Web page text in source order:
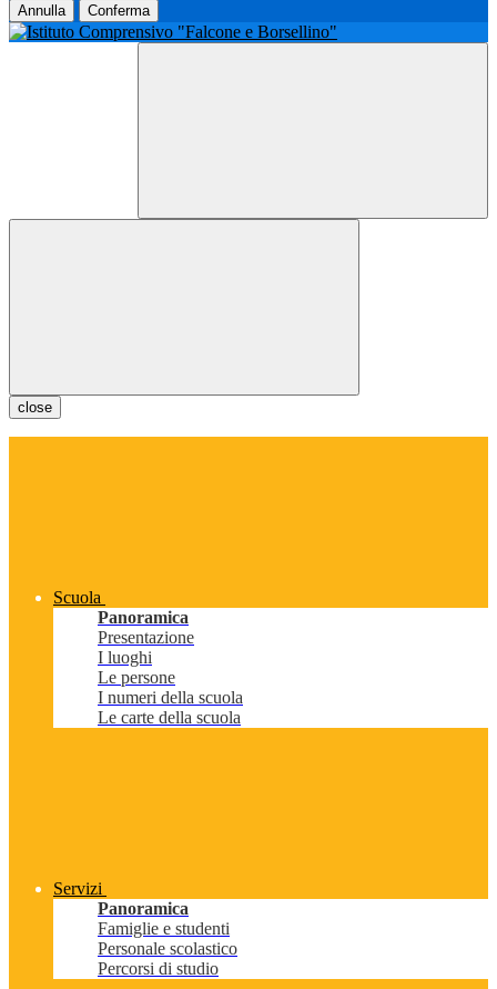
Annulla Conferma
close
Scuola
Panoramica
Presentazione
I luoghi
Le persone
I numeri della scuola
Le carte della scuola
Servizi
Panoramica
Famiglie e studenti
Personale scolastico
Percorsi di studio